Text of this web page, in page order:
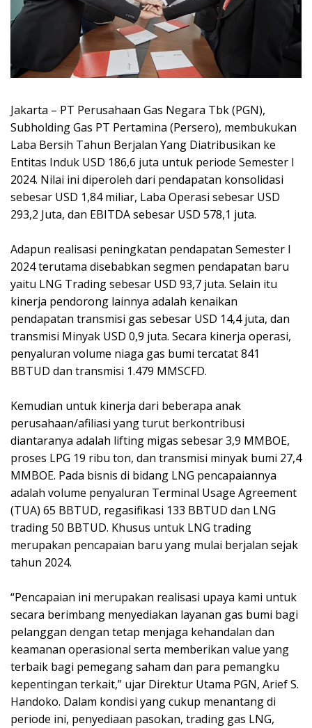
Jakarta – PT Perusahaan Gas Negara Tbk (PGN),
Subholding Gas PT Pertamina (Persero), membukukan
Laba Bersih Tahun Berjalan Yang Diatribusikan ke
Entitas Induk USD 186,6 juta untuk periode Semester I
2024. Nilai ini diperoleh dari pendapatan konsolidasi
sebesar USD 1,84 miliar, Laba Operasi sebesar USD
293,2 Juta, dan EBITDA sebesar USD 578,1 juta.
Adapun realisasi peningkatan pendapatan Semester I
2024 terutama disebabkan segmen pendapatan baru
yaitu LNG Trading sebesar USD 93,7 juta. Selain itu
kinerja pendorong lainnya adalah kenaikan
pendapatan transmisi gas sebesar USD 14,4 juta, dan
transmisi Minyak USD 0,9 juta. Secara kinerja operasi,
penyaluran volume niaga gas bumi tercatat 841
BBTUD dan transmisi 1.479 MMSCFD.
Kemudian untuk kinerja dari beberapa anak
perusahaan/afiliasi yang turut berkontribusi
diantaranya adalah lifting migas sebesar 3,9 MMBOE,
proses LPG 19 ribu ton, dan transmisi minyak bumi 27,4
MMBOE. Pada bisnis di bidang LNG pencapaiannya
adalah volume penyaluran Terminal Usage Agreement
(TUA) 65 BBTUD, regasifikasi 133 BBTUD dan LNG
trading 50 BBTUD. Khusus untuk LNG trading
merupakan pencapaian baru yang mulai berjalan sejak
tahun 2024.
“Pencapaian ini merupakan realisasi upaya kami untuk
secara berimbang menyediakan layanan gas bumi bagi
pelanggan dengan tetap menjaga kehandalan dan
keamanan operasional serta memberikan value yang
terbaik bagi pemegang saham dan para pemangku
kepentingan terkait,” ujar Direktur Utama PGN, Arief S.
Handoko. Dalam kondisi yang cukup menantang di
periode ini, penyediaan pasokan, trading gas LNG,